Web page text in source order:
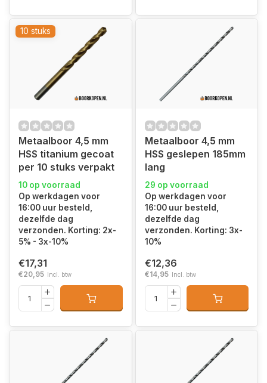
10 stuks
Metaalboor 4,5 mm
HSS titanium gecoat
per 10 stuks verpakt
10 op voorraad
Op werkdagen voor
16:00 uur besteld,
dezelfde dag
verzonden. Korting: 2x-
5% - 3x-10%
€17,31
€20,95 Incl. btw
Metaalboor 4,5 mm
HSS geslepen 185mm
lang
29 op voorraad
Op werkdagen voor
16:00 uur besteld,
dezelfde dag
verzonden. Korting: 3x-
10%
€12,36
€14,95 Incl. btw